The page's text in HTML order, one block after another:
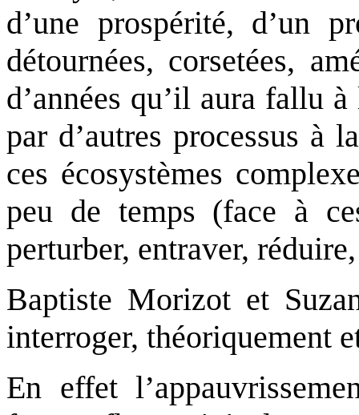
d’une prospérité, d’un
détournées, corsetées,
d’années qu’il aura fallu
par d’autres processus à
ces écosystèmes
peu de temps (face à
perturber, entraver,
Baptiste Morizot et
interroger, théoriquement
En effet